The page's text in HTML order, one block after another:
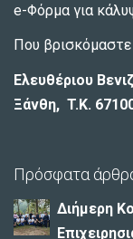
e-Φόρμα για
Που
Ελευθέριου
Ξάνθη, T.K.
Πρόσφατα
Διήμερη